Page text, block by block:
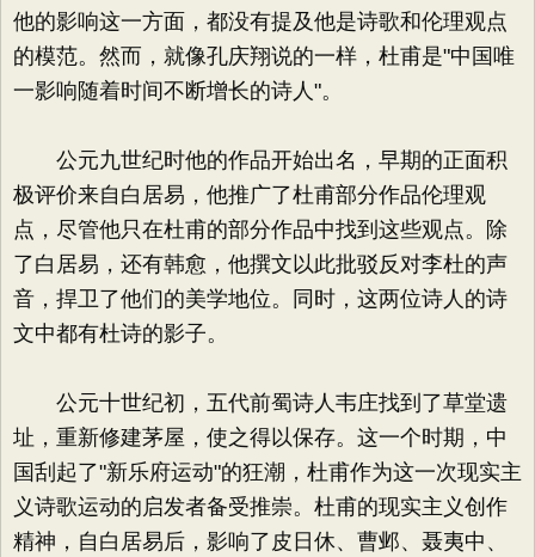
他的影响这一方面，都没有提及他是诗歌和伦理观点
的模范。然而，就像孔庆翔说的一样，杜甫是"中国唯
一影响随着时间不断增长的诗人"。
公元九世纪时他的作品开始出名，早期的正面积
极评价来自白居易，他推广了杜甫部分作品伦理观
点，尽管他只在杜甫的部分作品中找到这些观点。除
了白居易，还有韩愈，他撰文以此批驳反对李杜的声
音，捍卫了他们的美学地位。同时，这两位诗人的诗
文中都有杜诗的影子。
公元十世纪初，五代前蜀诗人韦庄找到了草堂遗
址，重新修建茅屋，使之得以保存。这一个时期，中
国刮起了"新乐府运动"的狂潮，杜甫作为这一次现实主
义诗歌运动的启发者备受推崇。杜甫的现实主义创作
精神，自白居易后，影响了皮日休、曹邺、聂夷中、